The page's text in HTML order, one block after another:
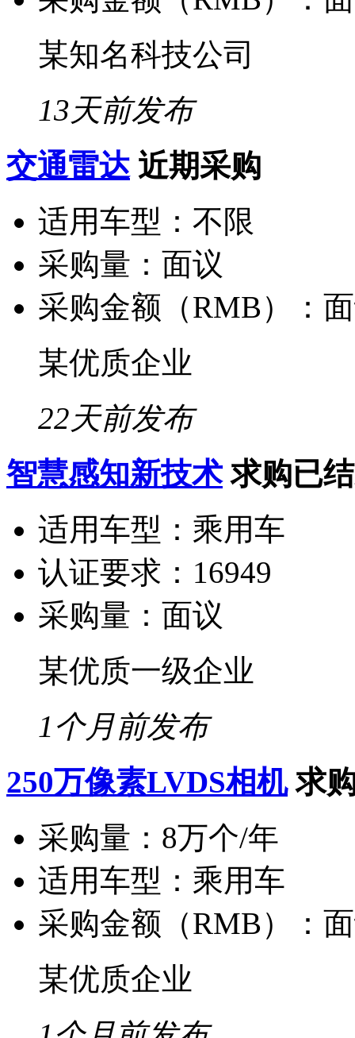
某知名科技公司
13天前发布
交通雷达 近期采购
适用车型： 不限
采购量： 面议
采购金额（RMB）：
某优质企业
22天前发布
智慧感知新技术 求购已
适用车型： 乘用车
认证要求： 16949
采购量： 面议
某优质一级企业
1个月前发布
250万像素LVDS相机 求
采购量： 8万个/年
适用车型： 乘用车
采购金额（RMB）：
某优质企业